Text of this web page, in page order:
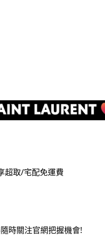
超取/宅配免運費
時關注官網把握機會!